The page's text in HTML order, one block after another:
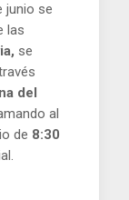
junio se
las
se
del
al
de 8:30